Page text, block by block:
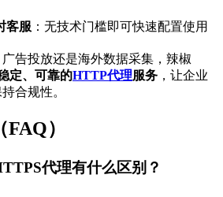
客服 ：无技术门槛即可快速配置使用
告投放还是海外数据采集，辣椒
定、可靠的HTTP代理服务 ，让企业
合规性。
）
代理有什么区别？